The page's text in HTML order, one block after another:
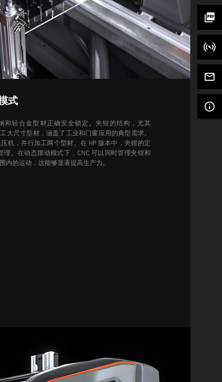
picture_as_pdf
mail_outline
info_outline
式
和轻合金型材正确安全锁定。夹钳的结构，尤其
大尺寸型材，涵盖了工业和门窗应用的典型需求。
机，并行加工两个型材。在 HP 版本中，夹钳的定
理。在动态摆动模式下，CNC 可以同时管理夹钳和
内的运动，这能够显著提高生产力。